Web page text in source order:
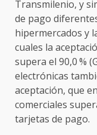
Transmilenio, y
de pago
hipermercados y
cuales la
supera el 90,0 %
electrónicas
aceptación, que
comerciales
tarjetas de pago.